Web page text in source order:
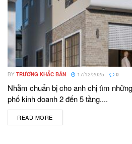
BY TRƯƠNG KHẮC BẢN 17/12/2025 0
Nhằm chuẩn bị cho anh chị tìm
phố kinh doanh 2 đến 5 tầng....
READ MORE